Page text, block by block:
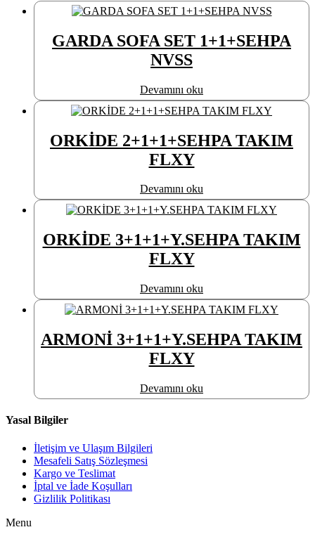
GARDA SOFA SET 1+1+SEHPA
NVSS
Devamını oku
ORKİDE 2+1+1+SEHPA TAKIM
FLXY
Devamını oku
ORKİDE 3+1+1+Y.SEHPA TAKIM
FLXY
Devamını oku
ARMONİ 3+1+1+Y.SEHPA TAKIM
FLXY
Devamını oku
Yasal Bilgiler
İletişim ve Ulaşım Bilgileri
Mesafeli Satış Sözleşmesi
Kargo ve Teslimat
İptal ve İade Koşulları
Gizlilik Politikası
Menu